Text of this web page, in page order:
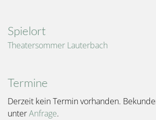
Spielort
Theatersommer Lauterbach
Termine
Derzeit kein Termin vorhanden.
unterAnfrage.